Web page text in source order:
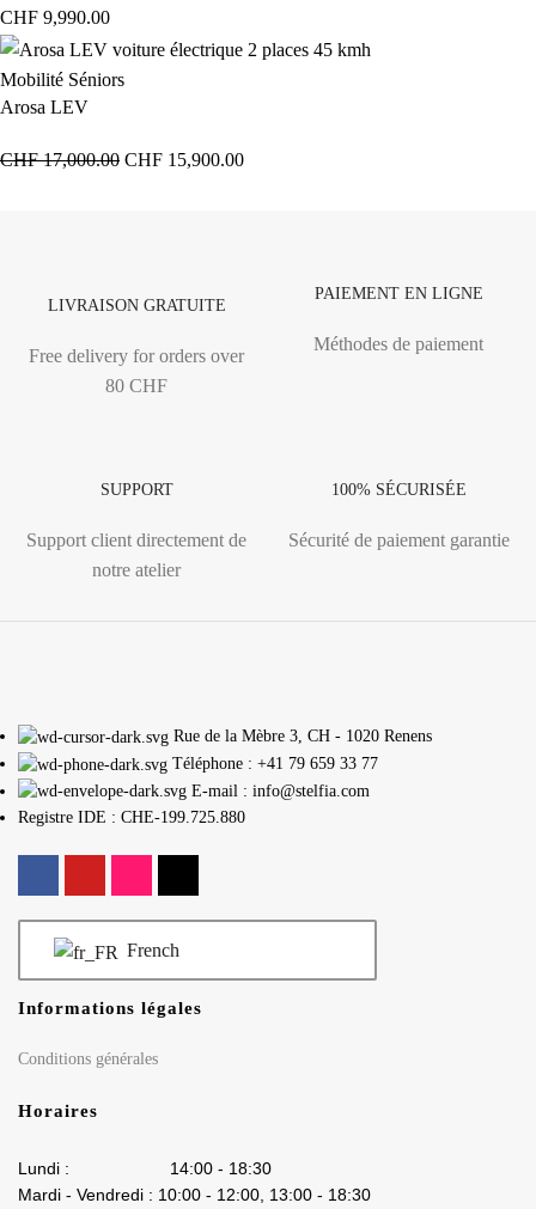
CHF 9,990.00
Mobilité Séniors
Arosa LEV
CHF17,000.00 CHF 15,900.00
LIVRAISON GRATUITE
Free delivery for orders over
80 CHF
PAIEMENT EN LIGNE
Méthodes de paiement
SUPPORT
Support client directement de
notre atelier
100% SÉCURISÉE
Sécurité de paiement garantie
Rue de la Mèbre 3, CH - 1020 Renens
Téléphone : +41 79 659 33 77
E-mail : info@stelfia.com
Registre IDE : CHE-199.725.880
French
Informations légales
Conditions générales
Horaires
Lundi : 14:00 - 18:30
Mardi - Vendredi : 10:00 - 12:00, 13:00 - 18:30